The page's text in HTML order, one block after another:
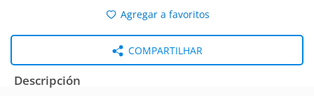
Agregar a favoritos
COMPARTILHAR
Descripción